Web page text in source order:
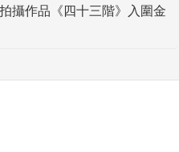
攝作品《四十三階》入圍金